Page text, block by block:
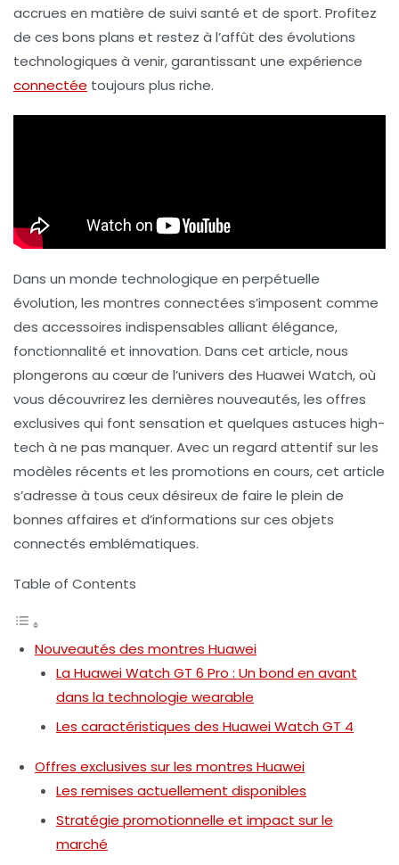
accrues en matière de suivi santé et de sport. Profitez
de ces bons plans et restez à l’affût des évolutions
technologiques à venir, garantissant une expérience
connectée toujours plus riche.
Dans un monde technologique en perpétuelle
évolution, les montres connectées s’imposent comme
des accessoires indispensables alliant élégance,
fonctionnalité et innovation. Dans cet article, nous
plongerons au cœur de l’univers des Huawei Watch, où
vous découvrirez les dernières nouveautés, les offres
exclusives qui font sensation et quelques astuces high-
tech à ne pas manquer. Avec un regard attentif sur les
modèles récents et les promotions en cours, cet article
s’adresse à tous ceux désireux de faire le plein de
bonnes affaires et d’informations sur ces objets
connectés emblématiques.
Table of Contents
Nouveautés des montres Huawei
La Huawei Watch GT 6 Pro : Un bond en avant
dans la technologie wearable
Les caractéristiques des Huawei Watch GT 4
Offres exclusives sur les montres Huawei
Les remises actuellement disponibles
Stratégie promotionnelle et impact sur le
marché